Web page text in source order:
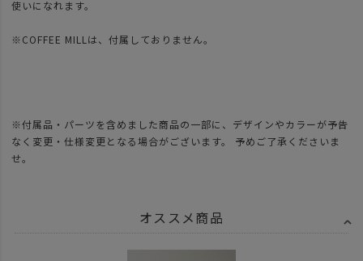
使いになれます。
※COFFEE MILLは、付属しておりません。
※付属品・パーツを含めました商品の一部に、デザインやカラーが予告
なく変更・仕様変更となる場合がございます。 予めご了承くださいま
せ。
オススメ商品